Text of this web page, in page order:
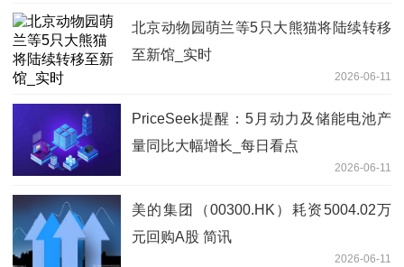
北京动物园萌兰等5只大熊猫将陆续转移
至新馆_实时
2026-06-11
PriceSeek提醒：5月动力及储能电池产
量同比大幅增长_每日看点
2026-06-11
美的集团（00300.HK）耗资5004.02万
元回购A股 简讯
2026-06-11